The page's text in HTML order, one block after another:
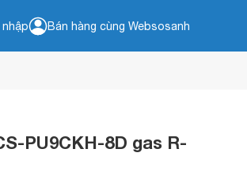
Bán hàng cùng Websosanh
PU9CKH-8D gas R-